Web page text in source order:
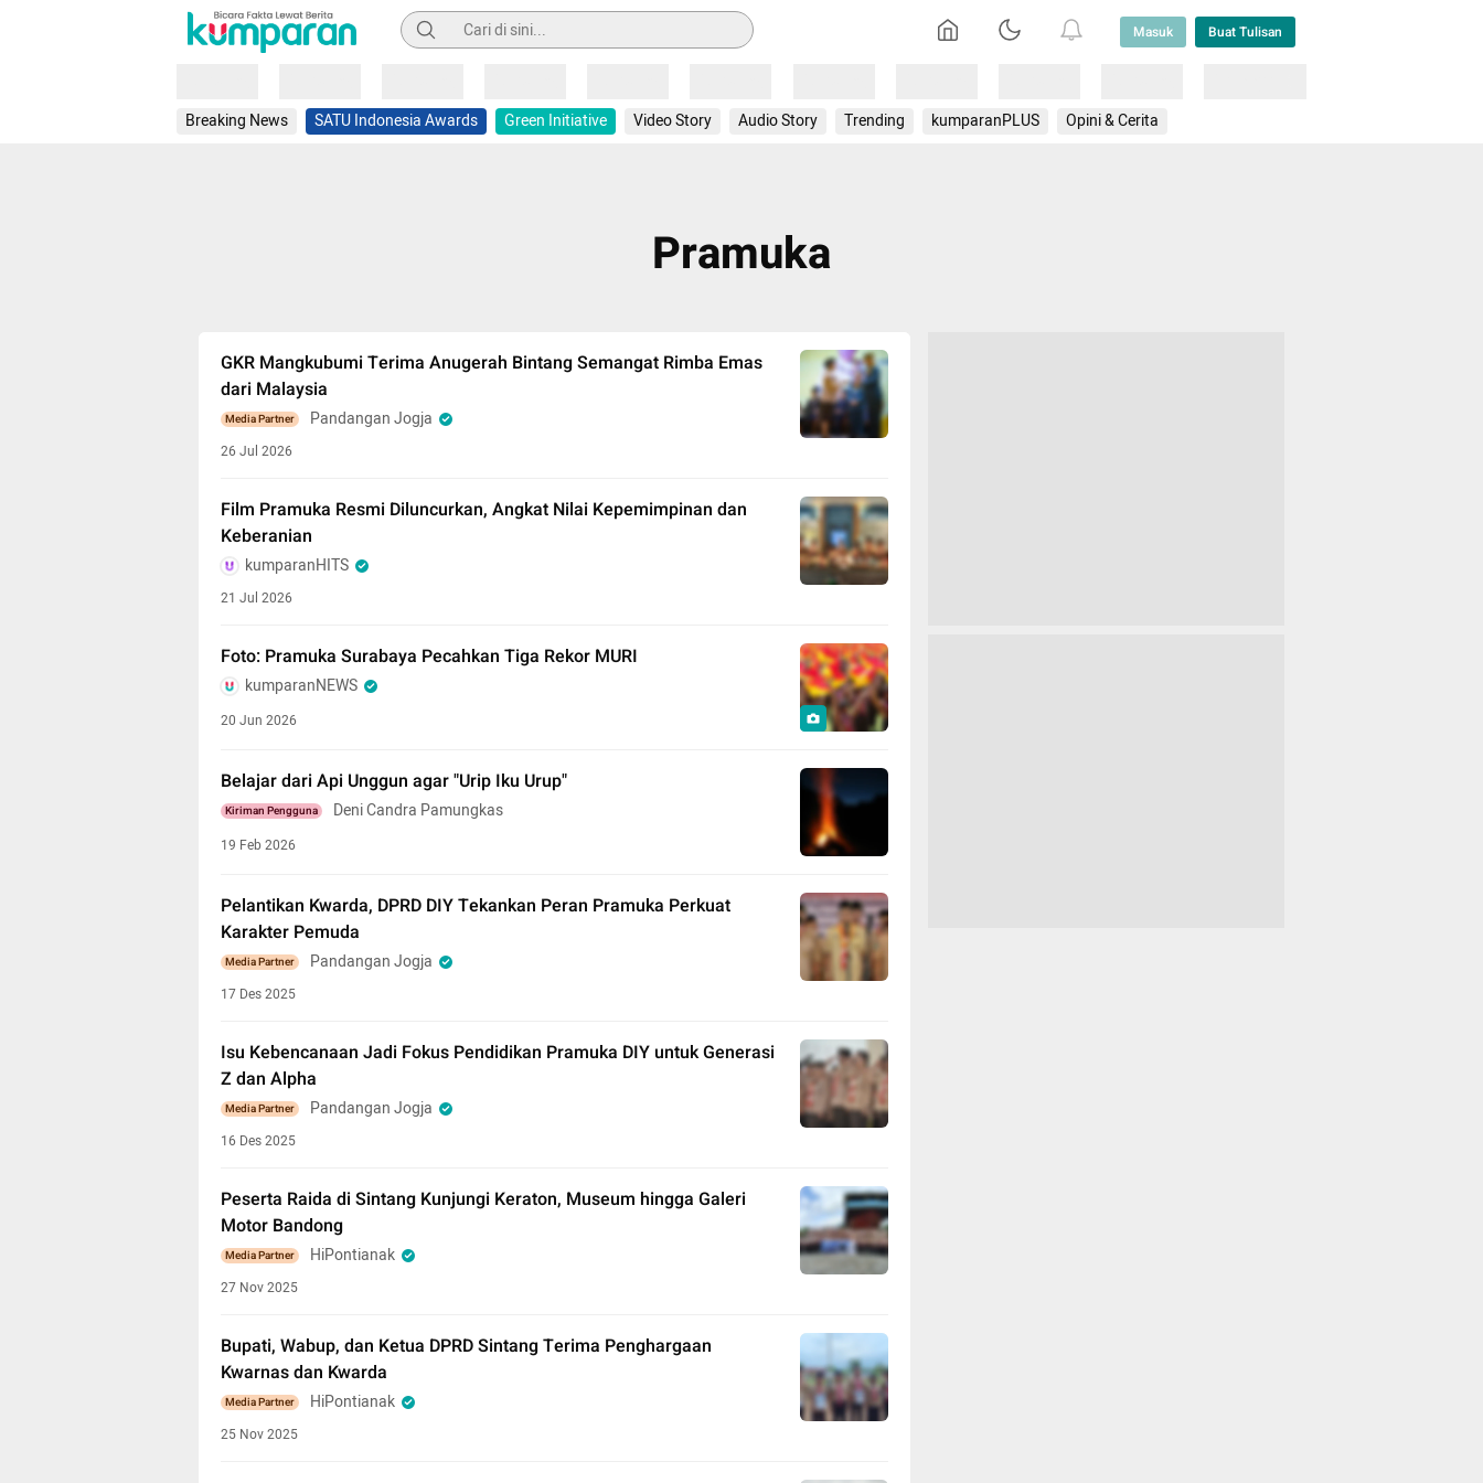
Pencarian Masuk Buat Tulisan
Breaking News SATU Indonesia Awards Green Initiative Video Story Audio Story Trending kumparanPLUS Opini & Cerita
Pramuka
GKR Mangkubumi Terima Anugerah Bintang Semangat Rimba Emas
dari Malaysia
Media Partner Pandangan Jogja
26 Jul 2026
Film Pramuka Resmi Diluncurkan, Angkat Nilai Kepemimpinan dan
Keberanian
kumparanHITS
21 Jul 2026
Foto: Pramuka Surabaya Pecahkan Tiga Rekor MURI
kumparanNEWS
20 Jun 2026
Belajar dari Api Unggun agar "Urip Iku Urup"
Kiriman Pengguna Deni Candra Pamungkas
19 Feb 2026
Pelantikan Kwarda, DPRD DIY Tekankan Peran Pramuka Perkuat
Karakter Pemuda
Media Partner Pandangan Jogja
17 Des 2025
Isu Kebencanaan Jadi Fokus Pendidikan Pramuka DIY untuk Generasi
Z dan Alpha
Media Partner Pandangan Jogja
16 Des 2025
Peserta Raida di Sintang Kunjungi Keraton, Museum hingga Galeri
Motor Bandong
Media Partner HiPontianak
27 Nov 2025
Bupati, Wabup, dan Ketua DPRD Sintang Terima Penghargaan
Kwarnas dan Kwarda
Media Partner HiPontianak
25 Nov 2025